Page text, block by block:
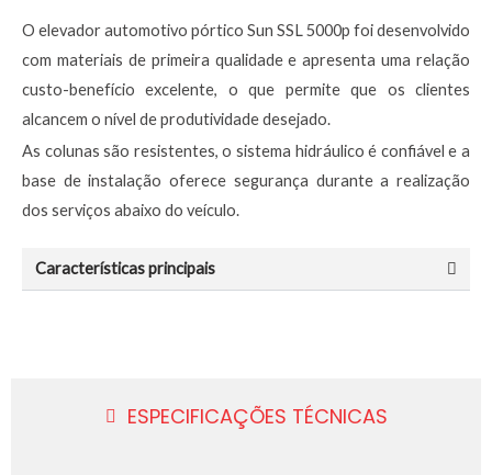
O elevador automotivo pórtico Sun SSL 5000p foi desenvolvido
com materiais de primeira qualidade e apresenta uma relação
custo-benefício excelente, o que permite que os clientes
alcancem o nível de produtividade desejado.
As colunas são resistentes, o sistema hidráulico é confiável e a
base de instalação oferece segurança durante a realização
dos serviços abaixo do veículo.
Características principais
ESPECIFICAÇÕES TÉCNICAS